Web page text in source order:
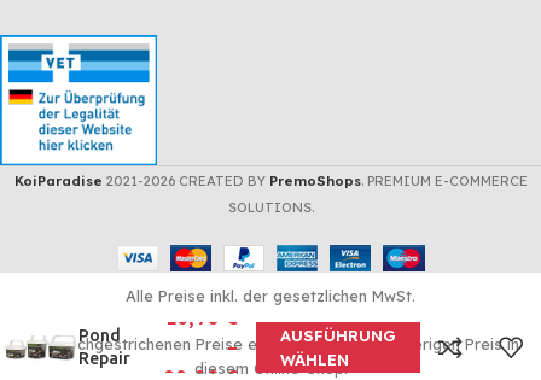
KoiParadise 2021-2026 CREATED BY PremoShops. PREMIUM E-COMMERCE
SOLUTIONS.
Pond
Repair
16,90 €
–
AUSFÜHRUNG
WÄHLEN
Alle Preise inkl. der gesetzlichen MwSt.
Die durchgestrichenen Preise entsprechen dem bisherigen Preis in
diesem Online-Shop.